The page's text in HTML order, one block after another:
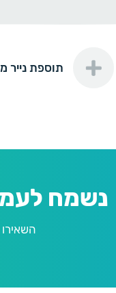
תוספת נייר מיוחדתוספת נייר
נשמח